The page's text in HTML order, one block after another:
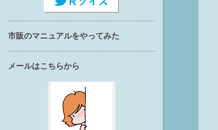
市販のマニュアルをやってみた
メールはこちらから